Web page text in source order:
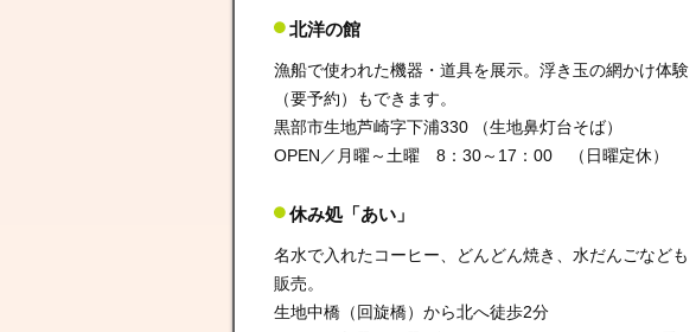
北洋の館
漁船で使われた機器・道具を展示。浮き玉の網かけ体験
（要予約）もできます。
黒部市生地芦崎字下浦330 （生地鼻灯台そば）
OPEN／月曜～土曜 8：30～17：00 （日曜定休）
休み処「あい」
名水で入れたコーヒー、どんどん焼き、水だんごなども
販売。
生地中橋（回旋橋）から北へ徒歩2分